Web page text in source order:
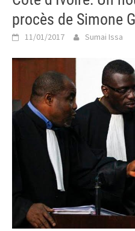
procès de Simone
11/01/2017 Sumai Issa